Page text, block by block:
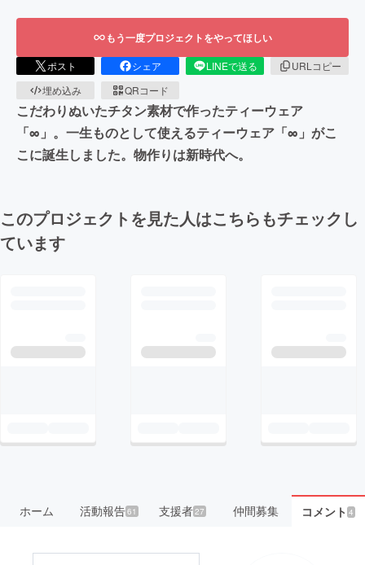
もう一度プロジェクトをやってほしい
ポスト シェア LINEで送る
URLコピー
埋め込み
QRコード
こだわりぬいたチタン素材で作ったティーウェア
「∞」。一生ものとして使えるティーウェア「∞」がこ
こに誕生しました。物作りは新時代へ。
このプロジェクトを見た人はこちらもチェックし
ています
ホーム 活動報告61 支援者27 仲間募集 コメント4